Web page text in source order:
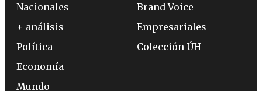
Nacionales
+ análisis
Política
Economía
Mundo
Brand Voice
Empresariales
Colección ÚH